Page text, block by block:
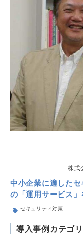
株式
中小企業に適した
の「運用サービス」
セキュリティ対策
導入事例カテゴ